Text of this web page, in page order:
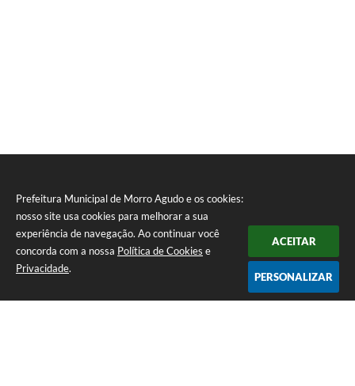
Prefeitura Municipal de Morro Agudo e os cookies:
nosso site usa cookies para melhorar a sua
experiência de navegação. Ao continuar você
concorda com a nossa Política de Cookies e
Privacidade.
ACEITAR
PERSONALIZAR